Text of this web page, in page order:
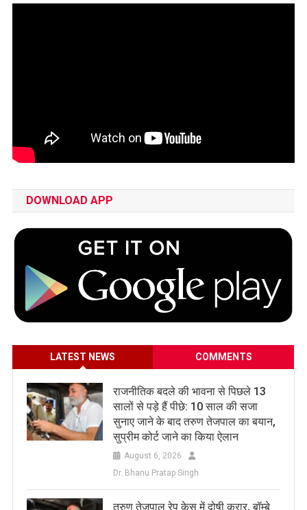
DOWNLOAD APP
LATEST NEWS COMMENTS
राजनीतिक बदले की भावना से पिछले 13
सालों से पड़े हैं पीछे: 10 साल की सजा
सुनाए जाने के बाद तरुण तेजपाल का बयान,
सुप्रीम कोर्ट जाने का किया ऐलान
August 6, 2026
Dr. Bhanu Pratap Singh
तरुण तेजपाल रेप केस में दोषी करार, बॉम्बे